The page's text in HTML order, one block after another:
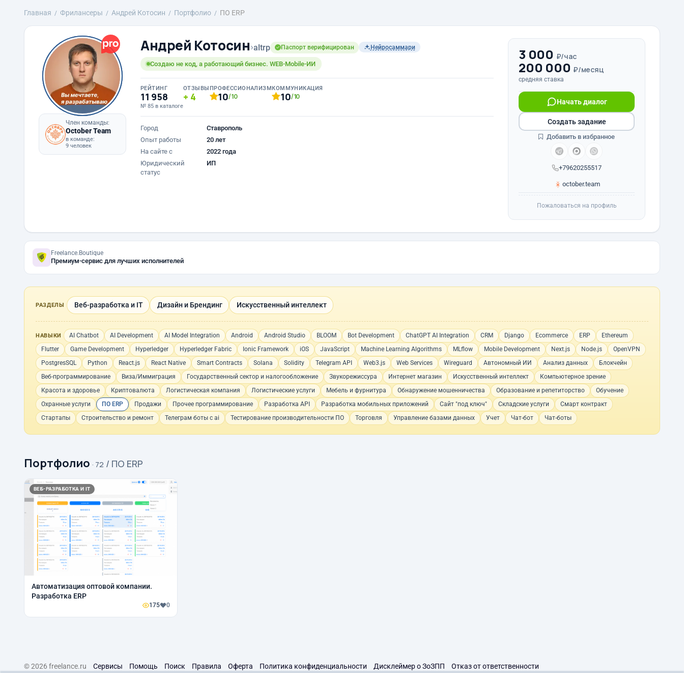
Главная Фрилансеры Андрей Котосин Портфолио ПО ERP
Член команды:
October Team
в команде:
9 человек
Андрей Котосин›altrp Паспорт верифицирован Нейросаммари
Создаю не код, а работающий бизнес. WEB-Mobile-ИИ
РЕЙТИНГ
11 958
№ 85 в каталоге
ОТЗЫВЫ
4
ПРОФЕССИОНАЛИЗМ
10/10
КОММУНИКАЦИЯ
10/10
Город
Ставрополь
Опыт работы
20 лет
На сайте с
2022 года
Юридический
статус
ИП
3 000 ₽/час
200 000 ₽/месяц
средняя ставка
+79620255517
Начать диалог
october.team
Создать задание
Добавить в избранное
Пожаловаться на профиль
Freelance.Boutique
Премиум-сервис для лучших исполнителей
РАЗДЕЛЫ Веб-разработка и IT Дизайн и Брендинг Искусственный интеллект
НАВЫКИ AI Chatbot AI Development AI Model Integration Android Android Studio BLOOM Bot Development ChatGPT AI Integration CRM Django Ecommerce ERP
Ethereum
Flutter
Game Development Hyperledger Hyperledger Fabric Ionic Framework iOS JavaScript Machine Learning Algorithms MLflow Mobile Development Next.js Node.js
OpenVPN
PostgresSQL
Python React.js React Native Smart Contracts Solana Solidity Telegram API Web3.js Web Services Wireguard Автономный ИИ Анализ данных
Блокчейн
Веб-программирование
Виза/Иммиграция Государственный сектор и налогообложение Звукорежиссура Интернет магазин Искусственный интеллект
Компьютерное зрение
Красота и здоровье
Криптовалюта Логистическая компания Логистические услуги Мебель и фурнитура Обнаружение мошенничества Образование и репетиторство
Обучение
Охранные услуги
ПО ERP Продажи Прочее программирование Разработка API Разработка мобильных приложений Сайт "под ключ" Складские услуги
Смарт контракт
Стартапы
Строительство и ремонт Телеграм боты с ai Тестирование производительности ПО Торговля Управление базами данных Учет Чат-бот Чат-боты
Портфолио · 72 / ПО ERP
ВЕБ-РАЗРАБОТКА И IT
Автоматизация оптовой компании.
Разработка ERP
175 0
© 2026 freelance.ru Сервисы Помощь Поиск Правила Оферта Политика конфиденциальности Дисклеймер о ЗоЗПП Отказ от ответственности